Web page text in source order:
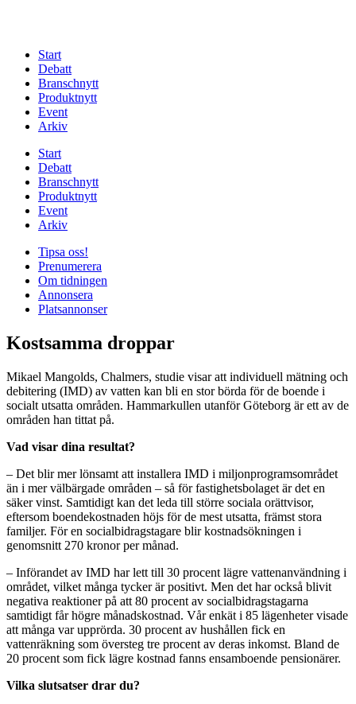
Start
Debatt
Branschnytt
Produktnytt
Event
Arkiv
Start
Debatt
Branschnytt
Produktnytt
Event
Arkiv
Tipsa oss!
Prenumerera
Om tidningen
Annonsera
Platsannonser
Kostsamma droppar
Mikael Mangolds, Chalmers, studie visar att individuell mätning och
debitering (IMD) av vatten kan bli en stor börda för de boende i
socialt utsatta områden. Hammarkullen utanför Göteborg är ett av de
områden han tittat på.
Vad visar dina resultat?
– Det blir mer lönsamt att installera IMD i miljonprogramsområdet
än i mer välbärgade områden – så för fastighetsbolaget är det en
säker vinst. Samtidigt kan det leda till större sociala orättvisor,
eftersom boendekostnaden höjs för de mest utsatta, främst stora
familjer. För en socialbidragstagare blir kostnadsökningen i
genomsnitt 270 kronor per månad.
– Införandet av IMD har lett till 30 procent lägre vattenanvändning i
området, vilket många tycker är positivt. Men det har också blivit
negativa reaktioner på att 80 procent av socialbidragstagarna
samtidigt får högre månadskostnad. Vår enkät i 85 lägenheter visade
att många var upprörda. 30 procent av hushållen fick en
vattenräkning som översteg tre procent av deras inkomst. Bland de
20 procent som fick lägre kostnad fanns ensamboende pensionärer.
Vilka slutsatser drar du?